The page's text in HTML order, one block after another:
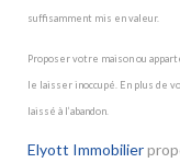
suffisamment mis en valeur.
Proposer votre maison ou
le laisser inoccupé. En plus de
laissé à l’abandon.
Elyott Immobilier